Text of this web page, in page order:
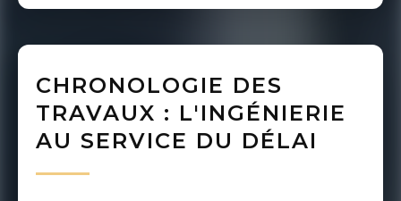
CHRONOLOGIE DES
TRAVAUX : L'INGÉNIERIE
AU SERVICE DU DÉLAI